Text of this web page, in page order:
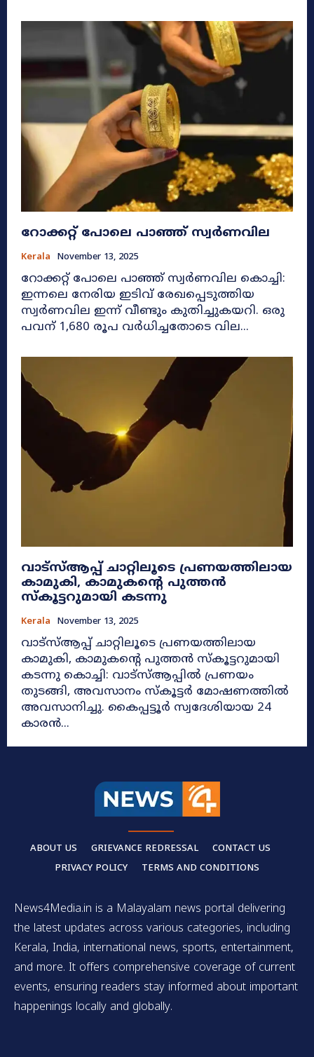
റോക്കറ്റ് പോലെ പാഞ്ഞ് സ്വര്‍ണവില
Kerala November 13, 2025
റോക്കറ്റ് പോലെ പാഞ്ഞ് സ്വര്‍ണവില കൊച്ചി:
ഇന്നലെ നേരിയ ഇടിവ് രേഖപ്പെടുത്തിയ
സ്വർണവില ഇന്ന് വീണ്ടും കുതിച്ചുകയറി. ഒരു
പവന്‌ 1,680 രൂപ വർധിച്ചതോടെ വില...
വാട്‌സ്ആപ്പ് ചാറ്റിലൂടെ പ്രണയത്തിലായ
കാമുകി, കാമുകന്റെ പുത്തന്‍
സ്‌കൂട്ടറുമായി കടന്നു
Kerala November 13, 2025
വാട്‌സ്ആപ്പ് ചാറ്റിലൂടെ പ്രണയത്തിലായ
കാമുകി, കാമുകന്റെ പുത്തന്‍ സ്‌കൂട്ടറുമായി
കടന്നു കൊച്ചി: വാട്‌സ്ആപ്പിൽ പ്രണയം
തുടങ്ങി, അവസാനം സ്‌കൂട്ടർ മോഷണത്തിൽ
അവസാനിച്ചു. കൈപ്പട്ടൂർ സ്വദേശിയായ 24
കാരൻ...
ABOUT US GRIEVANCE REDRESSAL
CONTACT US
PRIVACY POLICY
TERMS AND CONDITIONS
News4Media.in is a Malayalam news portal delivering
the latest updates across various categories, including
Kerala, India, international news, sports, entertainment,
and more. It offers comprehensive coverage of current
events, ensuring readers stay informed about important
happenings locally and globally.